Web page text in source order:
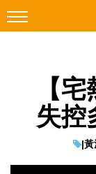
Facebook
科技焦點
遊戲動漫
【
失控
|黃